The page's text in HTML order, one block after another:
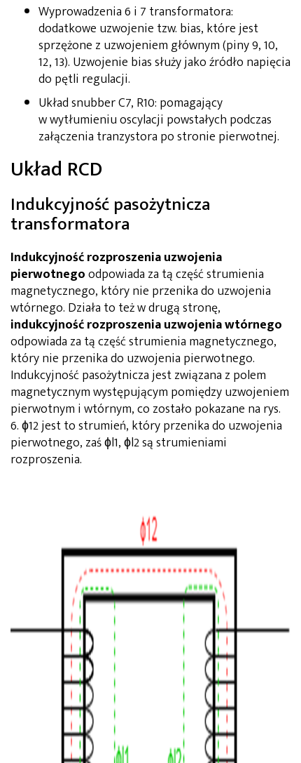
Wyprowadzenia 6 i 7 transformatora:
dodatkowe uzwojenie tzw. bias, które jest
sprzężone z uzwojeniem głównym (piny 9, 10,
12, 13). Uzwojenie bias służy jako źródło napięcia
do pętli regulacji.
Układ snubber C7, R10: pomagający
w wytłumieniu oscylacji powstałych podczas
załączenia tranzystora po stronie pierwotnej.
Układ RCD
Indukcyjność pasożytnicza
transformatora
Indukcyjność rozproszenia uzwojenia
pierwotnegoodpowiada za tą część strumienia
magnetycznego, który nie przenika do uzwojenia
wtórnego. Działa to też w drugą stronę,
indukcyjność rozproszenia uzwojenia wtórnego
odpowiada za tą część strumienia magnetycznego,
który nie przenika do uzwojenia pierwotnego.
Indukcyjność pasożytnicza jest związana z polem
magnetycznym występującym pomiędzy uzwojeniem
pierwotnym i wtórnym, co zostało pokazane na rys.
6. ɸ12 jest to strumień, który przenika do uzwojenia
pierwotnego, zaś ɸl1, ɸl2 są strumieniami
rozproszenia.